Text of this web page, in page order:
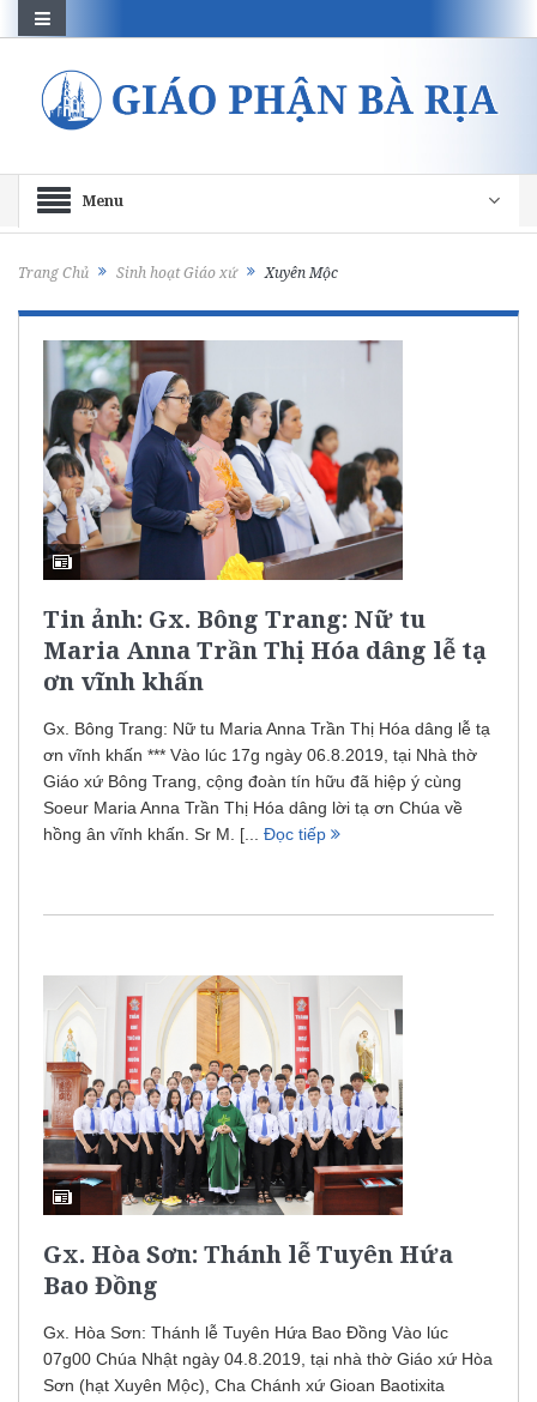
Menu
Trang Chủ Sinh hoạt Giáo xứ Xuyên Mộc
Tin ảnh: Gx. Bông Trang: Nữ tu
Maria Anna Trần Thị Hóa dâng lễ tạ
ơn vĩnh khấn
Gx. Bông Trang: Nữ tu Maria Anna Trần Thị Hóa dâng lễ tạ
ơn vĩnh khấn *** Vào lúc 17g ngày 06.8.2019, tại Nhà thờ
Giáo xứ Bông Trang, cộng đoàn tín hữu đã hiệp ý cùng
Soeur Maria Anna Trần Thị Hóa dâng lời tạ ơn Chúa về
hồng ân vĩnh khấn. Sr M. [... Đọc tiếp
Gx. Hòa Sơn: Thánh lễ Tuyên Hứa
Bao Đồng
Gx. Hòa Sơn: Thánh lễ Tuyên Hứa Bao Đồng Vào lúc
07g00 Chúa Nhật ngày 04.8.2019, tại nhà thờ Giáo xứ Hòa
Sơn (hạt Xuyên Mộc), Cha Chánh xứ Gioan Baotixita